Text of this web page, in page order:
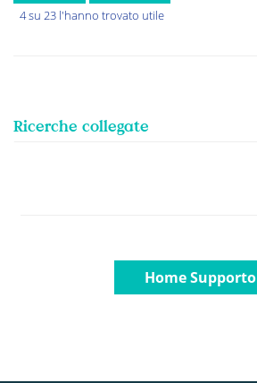
4 su 23 l'hanno trovato utile
Ricerche collegate
Home Supporto